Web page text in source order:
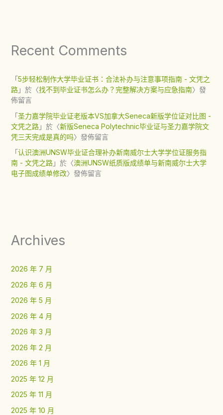
Recent Comments
「5步轻松制作大学毕业证书：合法补办与注意事项指南 - 文凭之
路」於〈找不到毕业证书怎么办？完整解决方案与应急指南〉發
佈留言
「圣力嘉学院毕业证老版本VS加拿大Seneca新版学位证对比图 -
文凭之路」於〈新版Seneca Polytechnic毕业证与圣力嘉学院文
凭三天完成是真的吗〉發佈留言
「认识澳洲UNSW毕业证合理补办新南威尔士大学学位证服务指
南 - 文凭之路」於〈澳洲UNSW纸质版成绩单与新南威尔士大学
电子图成绩单修改〉發佈留言
Archives
2026 年 7 月
2026 年 6 月
2026 年 5 月
2026 年 4 月
2026 年 3 月
2026 年 2 月
2026 年 1 月
2025 年 12 月
2025 年 11 月
2025 年 10 月